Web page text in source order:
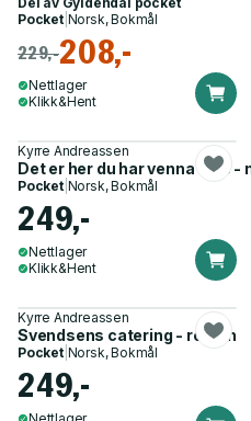
Pocket| Norsk, Bokmål
229,-208,-
Nettlager
Klikk&Hent
Kyrre Andreassen
Det er her du har venna dine -
Pocket| Norsk, Bokmål
249,-
Nettlager
Klikk&Hent
Kyrre Andreassen
Svendsens catering - roman
Pocket| Norsk, Bokmål
249,-